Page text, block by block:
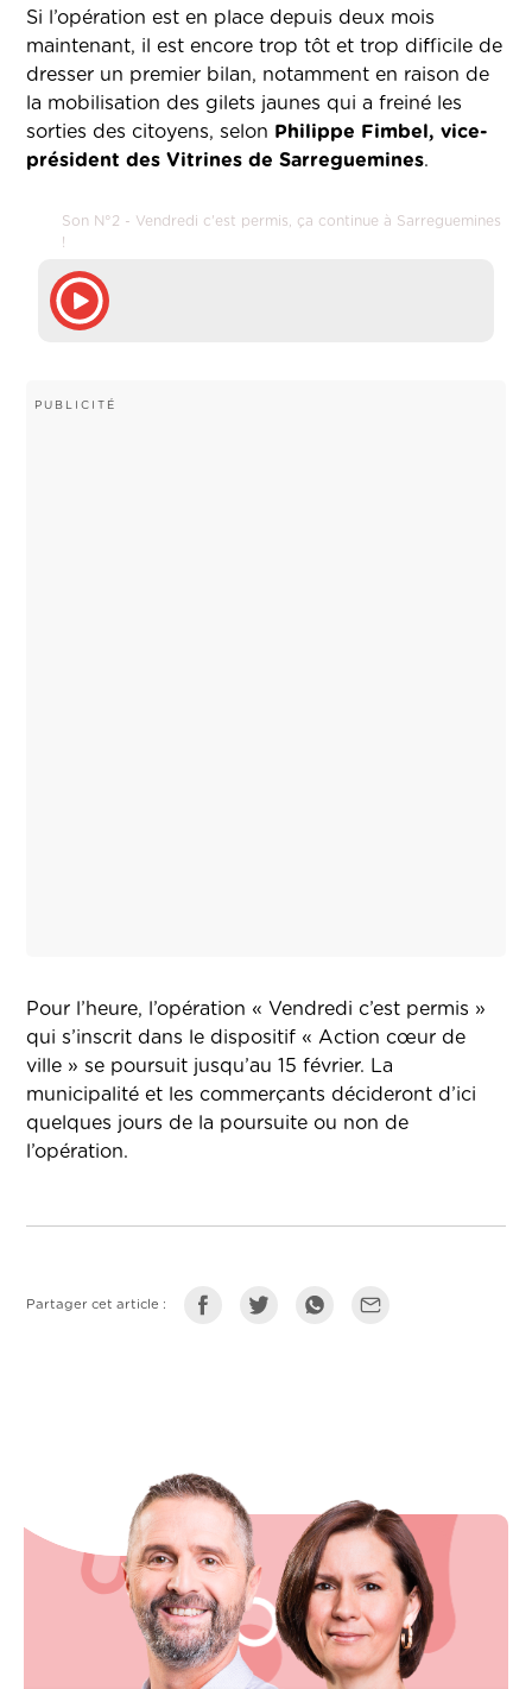
Si l’opération est en place depuis deux mois
maintenant, il est encore trop tôt et trop difficile de
dresser un premier bilan, notamment en raison de
la mobilisation des gilets jaunes qui a freiné les
sorties des citoyens, selon Philippe Fimbel, vice-
président des Vitrines de Sarreguemines.
Son N°2 - Vendredi c'est permis, ça continue à Sarreguemines
!
Pour l’heure, l’opération « Vendredi c’est permis »
qui s’inscrit dans le dispositif « Action cœur de
ville » se poursuit jusqu’au 15 février. La
municipalité et les commerçants décideront d’ici
quelques jours de la poursuite ou non de
l’opération.
Partager cet article :